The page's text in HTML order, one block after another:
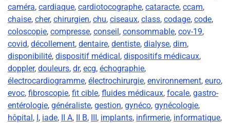
caméra, cardiaque, cardiotocographe, cataracte, ccam,
chaise, cher, chirurgien, chu, ciseaux, class, codage, code,
coloscopie, compresse, conseil, consommable, cov-19,
covid, décollement, dentaire, dentiste, dialyse, dim,
disponibilité, dispositif médical, dispositifs médicaux,
doppler, douleurs, dr, ecg, échographie,
électrocardiogramme, électrochirurgie, environnement, euro,
evoc, fibroscopie, fit cible, fluides médicaux, focale, gastro-
entérologie, généraliste, gestion, gynéco, gynécologie,
hôpital, I, iade, II A, II B, III, implants, infirmerie, informatique,